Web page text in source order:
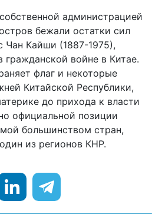
администрацией
бежали остатки сил
Чан Кайши (1887-1975),
гражданской войне в Китае.
флаг и некоторые
Китайской Республики,
до прихода к власти
официальной позиции
большинством стран,
из регионов КНР.